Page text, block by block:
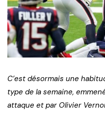
C’est désormais une
type de la semaine,
attaque et par Olivier